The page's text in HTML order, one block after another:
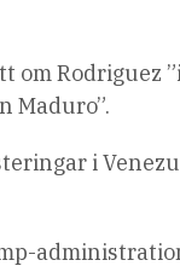
om Rodriguez
Maduro”.
i